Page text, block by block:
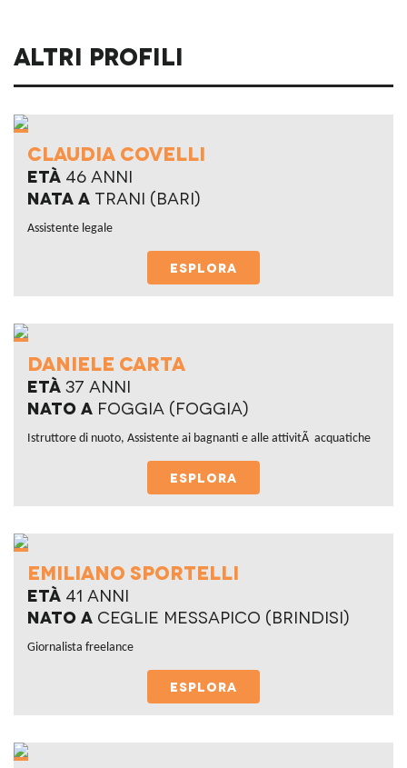
Altri profili
Claudia Covelli
Età 46 anni
Nata a Trani (Bari)
Assistente legale
ESPLORA
Daniele carta
Età 37 anni
Nato a foggia (foggia)
Istruttore di nuoto, Assistente ai bagnanti e alle attivitÃ acquatiche
ESPLORA
emiliano sportelli
Età 41 anni
Nato a Ceglie Messapico (brindisi)
Giornalista freelance
ESPLORA